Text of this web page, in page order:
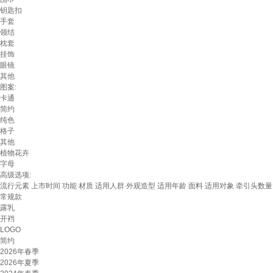
钥匙扣
手套
领结
枕套
挂饰
眼镜
其他
图案:
卡通
简约
纯色
格子
其他
植物花卉
字母
高级选项:
流行元素 上市时间 功能 材质 适用人群 外观造型 适用年龄 面料 适用对象 牵引头数量
常规款
露乳
开裆
LOGO
简约
2026年春季
2026年夏季